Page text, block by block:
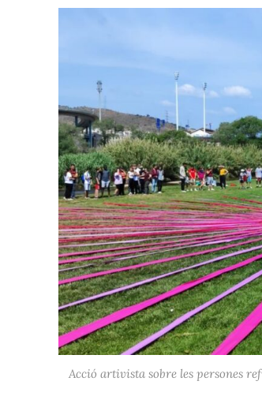
Acció artivista sobre les persones